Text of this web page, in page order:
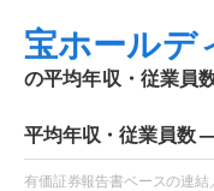
宝ホールデ
の平均年収・従業員
平均年収・従業員数
有価証券報告書ベースの連